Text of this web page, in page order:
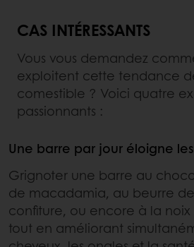
CAS INTÉRESSANTS
Vous vous demandez
exploitent cette tendance
comestible ? Voici quatre
passionnants :
Une barre par jour éloigne
Grignoter une barre au
de macadamia, au beurre
confiture, ou encore à la
tout en améliorant